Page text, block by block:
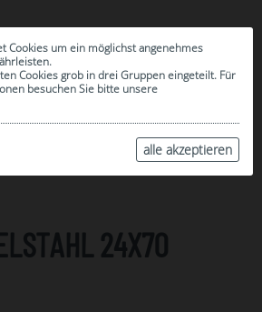
Cookies um ein möglichst angenehmes
Cookies grob in drei Gruppen eingeteilt. Für
besuchen Sie bitte unsere
alle akzeptieren
24X70